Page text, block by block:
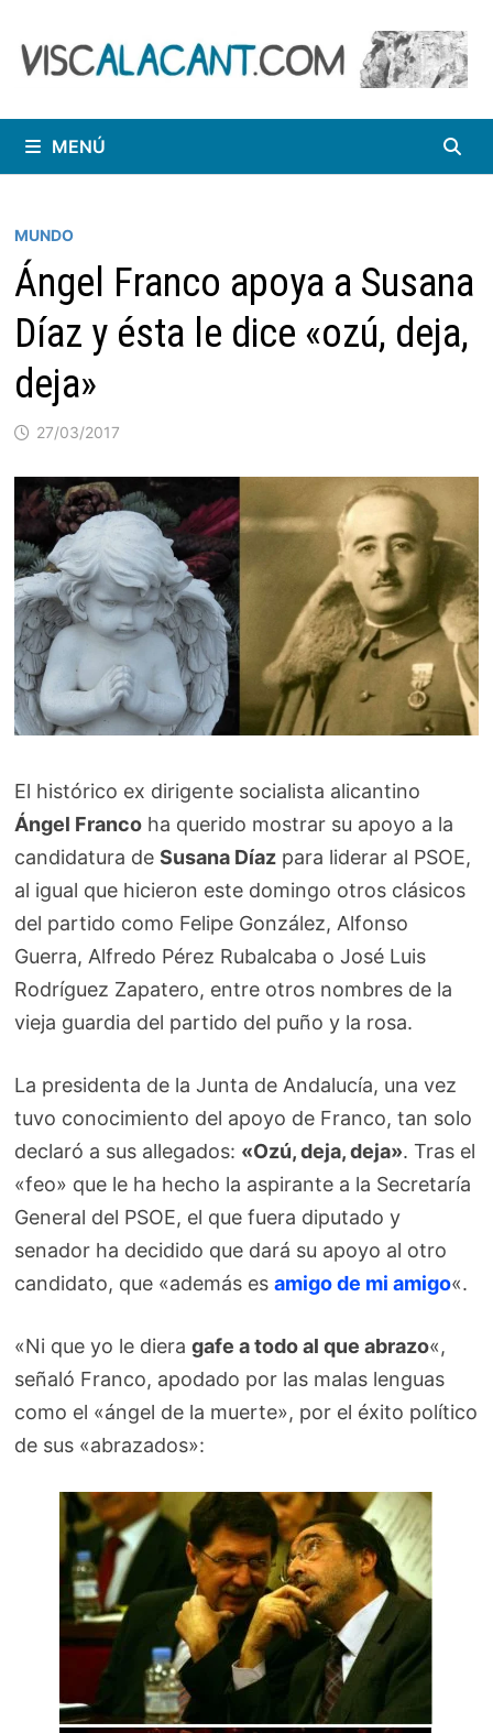
contenido
MENÚ
MUNDO
Ángel Franco apoya a Susana
Díaz y ésta le dice «ozú, deja,
deja»
27/03/2017
El histórico ex dirigente socialista alicantino
Ángel Franco ha querido mostrar su apoyo a la
candidatura deSusana Díaz para liderar al PSOE,
al igual que hicieron este domingo otros clásicos
del partido como Felipe González, Alfonso
Guerra, Alfredo Pérez Rubalcaba o José Luis
Rodríguez Zapatero, entre otros nombres de la
vieja guardia del partido del puño y la rosa.
La presidenta de la Junta de Andalucía, una vez
tuvo conocimiento del apoyo de Franco, tan solo
declaró a sus allegados: «Ozú, deja, deja». Tras el
«feo» que le ha hecho la aspirante a la Secretaría
General del PSOE, el que fuera diputado y
senador ha decidido que dará su apoyo al otro
candidato, que «además esamigo de mi amigo«.
«Ni que yo le dieragafe a todo al que abrazo«,
señaló Franco, apodado por las malas lenguas
como el «ángel de la muerte», por el éxito político
de sus «abrazados»: